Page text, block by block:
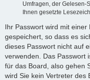
Umfragen, der Gelesen-
Ihnen gesetzte
Ihr Passwort wird mit einer
gespeichert, so dass es
dieses Passwort nicht auf
verwenden. Das Passwort
für das Board, also gehen
wird Sie kein Vertreter des